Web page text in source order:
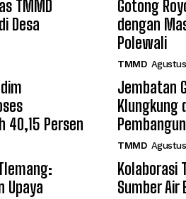
TMMD
Desa
40,15 Persen
Upaya
Gotong
dengan
Polewali
TMMD
Jembatan
Klungkung
TMMD
Kolaborasi
Sumber Air